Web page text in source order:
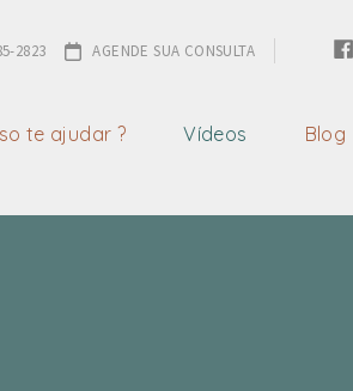
2823 AGENDE SUA CONSULTA
te ajudar ? Vídeos Blog